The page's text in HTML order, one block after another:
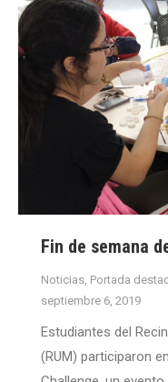
Fin de semana
Noticias Portada
septiembre 6, 2019
Estudiantes del
(RUM) participaron